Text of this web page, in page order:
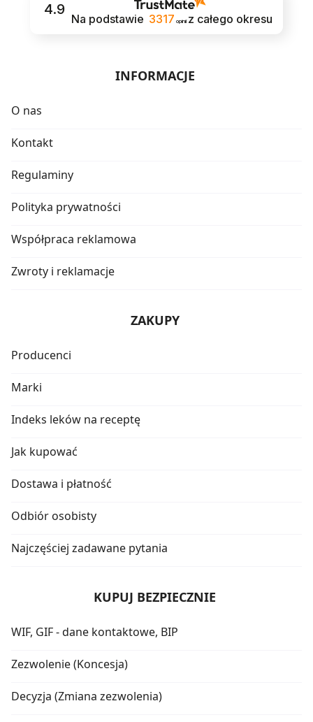
4.9
Na podstawie 3317 opinii z całego okresu
INFORMACJE
O nas
Kontakt
Regulaminy
Polityka prywatności
Współpraca reklamowa
Zwroty i reklamacje
ZAKUPY
Producenci
Marki
Indeks leków na receptę
Jak kupować
Dostawa i płatność
Odbiór osobisty
Najczęściej zadawane pytania
KUPUJ BEZPIECZNIE
WIF, GIF - dane kontaktowe, BIP
Zezwolenie (Koncesja)
Decyzja (Zmiana zezwolenia)